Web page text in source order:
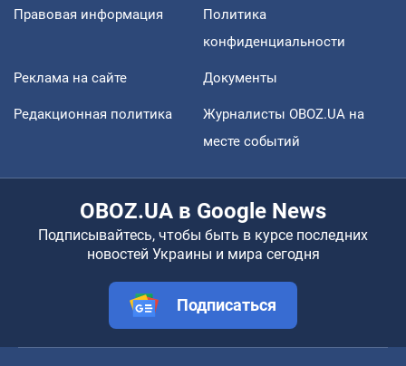
Правовая информация
Политика
конфиденциальности
Реклама на сайте Документы
Редакционная политика
Журналисты OBOZ.UA на
месте событий
OBOZ.UA в Google News
Подписывайтесь, чтобы быть в курсе последних
новостей Украины и мира сегодня
Подписаться